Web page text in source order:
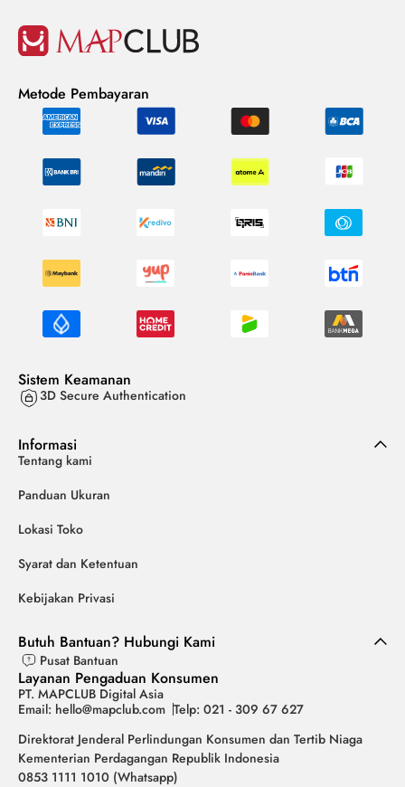
Metode Pembayaran
Sistem Keamanan
3D Secure Authentication
Informasi
Tentang kami
Panduan Ukuran
Lokasi Toko
Syarat dan Ketentuan
Kebijakan Privasi
Butuh Bantuan? Hubungi Kami
Pusat Bantuan
Layanan Pengaduan Konsumen
PT. MAPCLUB Digital Asia
Email: hello@mapclub.com Telp: 021 - 309 67 627
Direktorat Jenderal Perlindungan Konsumen dan Tertib Niaga
Kementerian Perdagangan Republik Indonesia
0853 1111 1010 (Whatsapp)